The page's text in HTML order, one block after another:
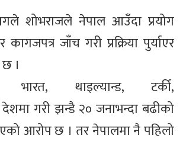
शोभराजले नेपाल आउँदा प्रयोग
कागजपत्र जाँच गरी प्रक्रिया पुर्याएर
छ ।
भारत, थाइल्यान्ड, टर्की,
गरी झन्डै २० जनाभन्दा बढीको
आरोप छ । तर नेपालमा नै पहिलो